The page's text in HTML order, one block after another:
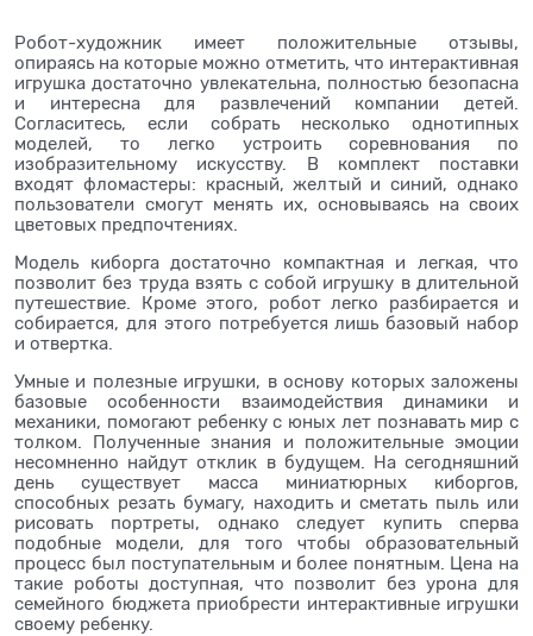
Робот-художник имеет положительные отзывы,
опираясь на которые можно отметить, что интерактивная
игрушка достаточно увлекательна, полностью безопасна
и интересна для развлечений компании детей.
Согласитесь, если собрать несколько однотипных
моделей, то легко устроить соревнования по
изобразительному искусству. В комплект поставки
входят фломастеры: красный, желтый и синий, однако
пользователи смогут менять их, основываясь на своих
цветовых предпочтениях.
Модель киборга достаточно компактная и легкая, что
позволит без труда взять с собой игрушку в длительной
путешествие. Кроме этого, робот легко разбирается и
собирается, для этого потребуется лишь базовый набор
и отвертка.
Умные и полезные игрушки, в основу которых заложены
базовые особенности взаимодействия динамики и
механики, помогают ребенку с юных лет познавать мир с
толком. Полученные знания и положительные эмоции
несомненно найдут отклик в будущем. На сегодняшний
день существует масса миниатюрных киборгов,
способных резать бумагу, находить и сметать пыль или
рисовать портреты, однако следует купить сперва
подобные модели, для того чтобы образовательный
процесс был поступательным и более понятным. Цена на
такие роботы доступная, что позволит без урона для
семейного бюджета приобрести интерактивные игрушки
своему ребенку.